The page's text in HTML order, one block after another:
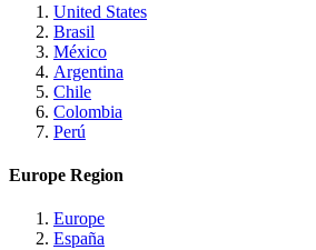
United States
Brasil
México
Argentina
Chile
Colombia
Perú
Europe Region
Europe
España